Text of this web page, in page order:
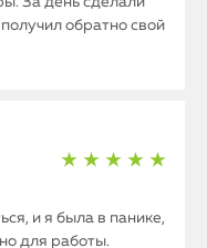
обратно свой
★ ★ ★ ★ ★
и я была в панике,
для работы.